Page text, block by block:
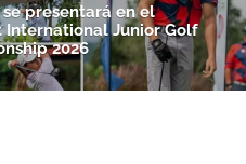
se presentará en el
International Junior Golf
2026